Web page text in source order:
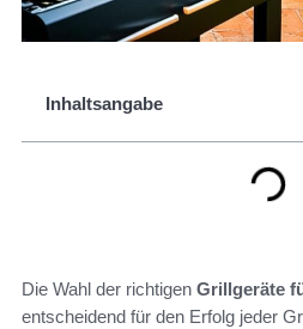
Inhaltsangabe
Die Wahl der richtigen Grillgeräte
entscheidend für den Erfolg jeder